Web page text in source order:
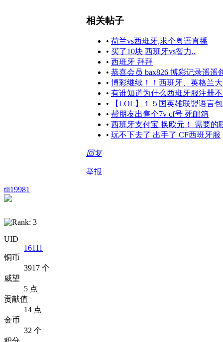
相关帖子
• 荷兰vs西班牙,求个粤语直播
• 买了10块 西班牙vs智力..
• 西班牙 拜拜
• 恭喜会员 bax826 博彩记录遥遥
• 博彩继续！！西班牙、英格兰
• 有谁知道为什么西班牙服注册
•
【LOL】１５国英雄联盟语言包
• 帮朋友出售个7v cf号 死邮箱
• 西班牙支付宝 换欧元！ 需要的
• 玩不下去了 出手了 CF西班牙服
回复
举报
tli19981
UID
16111
铜币
3917 个
威望
5 点
贡献值
14 点
金币
32 个